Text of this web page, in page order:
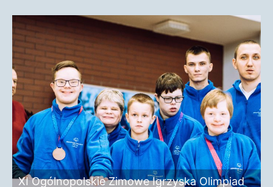
XI Ogólnopolskie Zimowe Igrzyska Olimpiad